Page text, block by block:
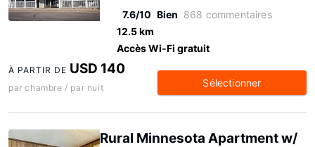
7.6/10 Bien 868 commentaires
12.5 km
Accès Wi-Fi gratuit
À PARTIR DE USD 140
par chambre / par nuit Sélectionner
Rural Minnesota Apartment w/